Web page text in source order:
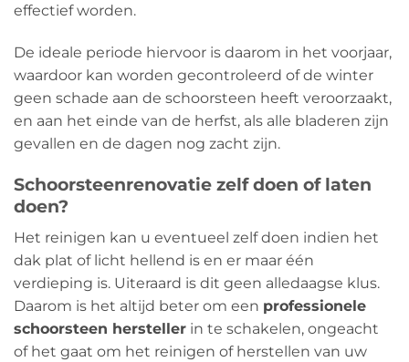
effectief worden.
De ideale periode hiervoor is daarom in het voorjaar,
waardoor kan worden gecontroleerd of de winter
geen schade aan de schoorsteen heeft veroorzaakt,
en aan het einde van de herfst, als alle bladeren zijn
gevallen en de dagen nog zacht zijn.
Schoorsteenrenovatie zelf doen of laten
doen?
Het reinigen kan u eventueel zelf doen indien het
dak plat of licht hellend is en er maar één
verdieping is. Uiteraard is dit geen alledaagse klus.
Daarom is het altijd beter om een ​​professionele
schoorsteen hersteller in te schakelen, ongeacht
of het gaat om het reinigen of herstellen van uw